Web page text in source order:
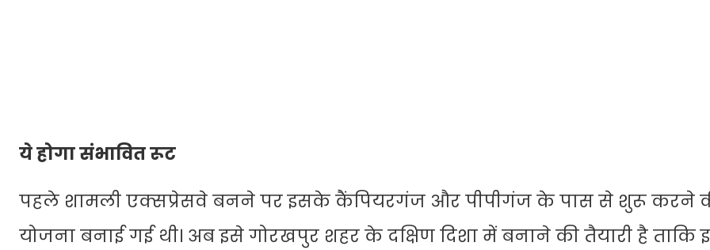
ये होगा संभावित रूट
पहले शामली एक्सप्रेसवे बनने पर इसके कैंपियरगंज और पीपीगंज के पास से शुरू करने
योजना बनाई गई थी। अब इसे गोरखपुर शहर के दक्षिण दिशा में बनाने की तैयारी है ताकि